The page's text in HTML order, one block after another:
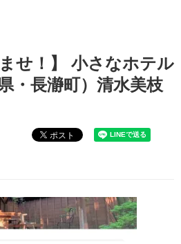
らっしゃいませ！】 小さなホテル セラヴ
せ！】 小さなホテル
・長瀞町）清水美枝
ポスト